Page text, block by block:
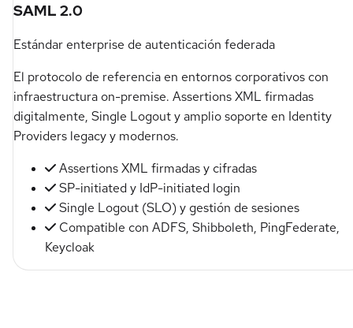
SAML 2.0
Estándar enterprise de autenticación federada
El protocolo de referencia en entornos corporativos con
infraestructura on-premise. Assertions XML firmadas
digitalmente, Single Logout y amplio soporte en Identity
Providers legacy y modernos.
Assertions XML firmadas y cifradas
SP-initiated y IdP-initiated login
Single Logout (SLO) y gestión de sesiones
Compatible con ADFS, Shibboleth, PingFederate,
Keycloak